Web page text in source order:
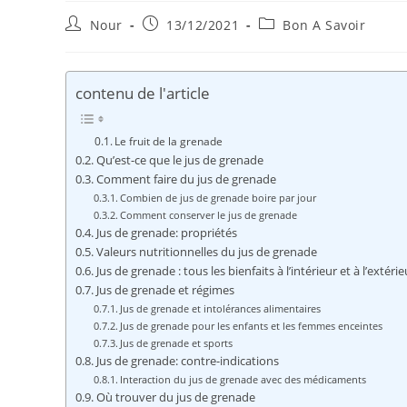
Auteur/autrice
publication :
Nour
Publication
13/12/2021
PostBon A Savoir
contenu de l'article
Le fruit de la grenade
Qu’est-ce que le jus de grenade
Comment faire du jus de grenade
Combien de jus de grenade boire par jour
Comment conserver le jus de grenade
Jus de grenade: propriétés
Valeurs nutritionnelles du jus de grenade
Jus de grenade : tous les bienfaits à l’intérieur et à
Jus de grenade et régimes
Jus de grenade et intolérances alimentaires
Jus de grenade pour les enfants et les femmes enceintes
Jus de grenade et sports
Jus de grenade: contre-indications
Interaction du jus de grenade avec des médicaments
Où trouver du jus de grenade